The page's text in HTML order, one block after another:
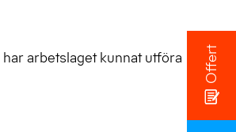
Offert
arbetslaget kunnat utföra